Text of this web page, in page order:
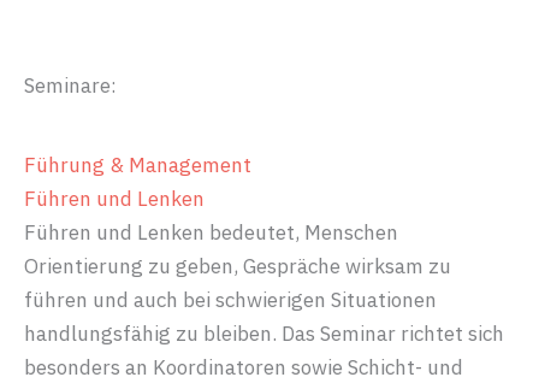
Seminare:
Führung & Management
Führen und Lenken
Führen und Lenken bedeutet, Menschen
Orientierung zu geben, Gespräche wirksam zu
führen und auch bei schwierigen Situationen
handlungsfähig zu bleiben. Das Seminar richtet sich
besonders an Koordinatoren sowie Schicht- und